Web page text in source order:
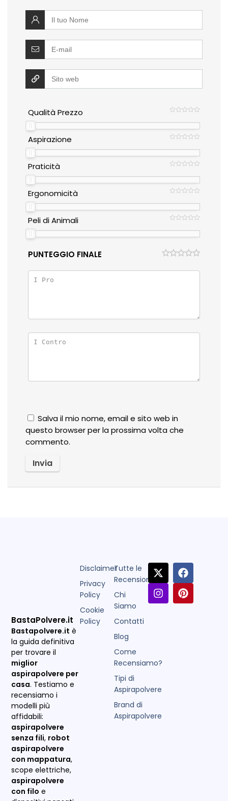
Qualità Prezzo
Aspirazione
Praticità
Ergonomicità
Peli di Animali
PUNTEGGIO FINALE
Salva il mio nome, email e sito web in
questo browser per la prossima volta che
commento.
BastaPolvere.it
Bastapolvere.it è
la guida definitiva
per trovare il
miglior
aspirapolvere per
casa. Testiamo e
recensiamo i
modelli più
affidabili:
aspirapolvere
senza fili, robot
aspirapolvere
con mappatura,
scope elettriche,
aspirapolvere
con filo e
Tutte le
Recensioni
Chi
Siamo
Contatti
Blog
Come
Recensiamo?
Tipi di
Aspirapolvere
Brand di
Aspirapolvere
Disclaimer
Privacy
Policy
Cookie
Policy